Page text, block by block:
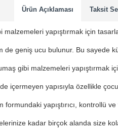
Ürün Açıklaması Taksit
malzemeleri yapıştırmak için
de geniş ucu bulunur. Bu
gibi malzemeleri yapıştırmak
içermeyen yapısıyla özellikle
yapıştırıcı, kontrollü
kadar birçok alanda size